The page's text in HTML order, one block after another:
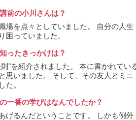
前の小川さんは？
場を点々としていました。 自分の人生
困っていました。
ったきっかけは？
"を紹介されました。 本に書かれてい
思いました。 そして、その友人とミニ
た。
一番の学びはなんでしたか？
げるんだということです。 しかも例外